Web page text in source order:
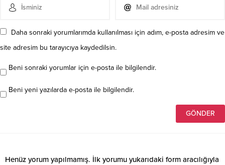
Daha sonraki yorumlarımda kullanılması için adım, e-posta adresim ve
site adresim bu tarayıcıya kaydedilsin.
Beni sonraki yorumlar için e-posta ile bilgilendir.
Beni yeni yazılarda e-posta ile bilgilendir.
Henüz yorum yapılmamış. İlk yorumu yukarıdaki form aracılığıyla